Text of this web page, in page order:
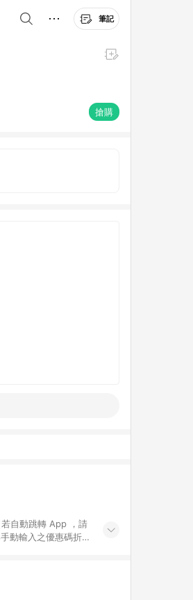
筆記
搶購
自動跳轉 App ，請
動輸入之優惠碼折
數將於出貨後 45 天